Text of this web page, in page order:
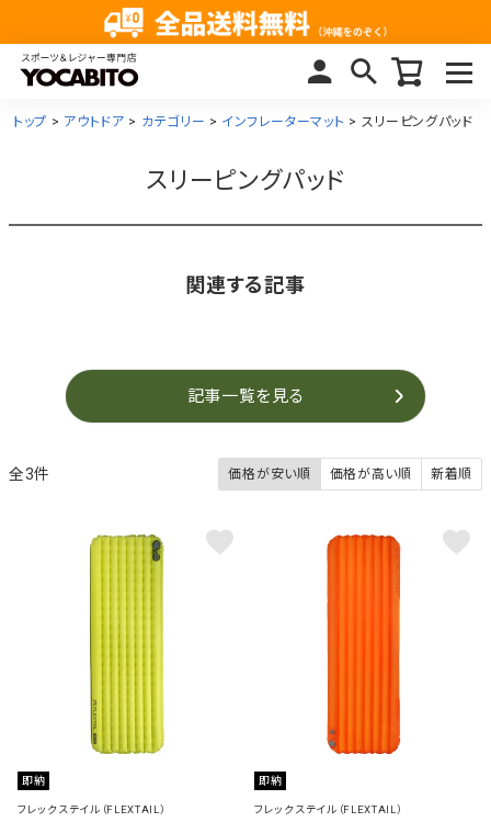
トップ アウトドア カテゴリー インフレーターマット スリーピングパッド
スリーピングパッド
関連する記事
記事一覧を見る
価格が安い順 価格が高い順 新着順
3
即納
フレックステイル（FLEXTAIL）
即納
フレックステイル（FLEXTAIL）